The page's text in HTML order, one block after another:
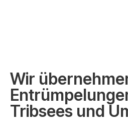
Wir
Tribsees und